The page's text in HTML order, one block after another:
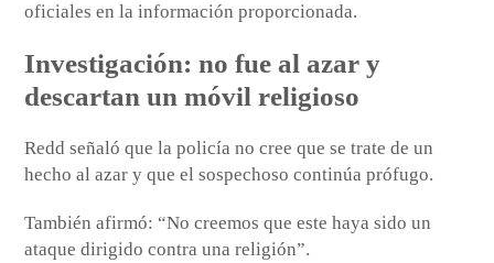
oficiales en la información proporcionada.
Investigación: no fue al azar y
descartan un móvil religioso
Redd señaló que la policía no cree que se trate de un
hecho al azar y que el sospechoso continúa prófugo.
También afirmó: “No creemos que este haya sido un
ataque dirigido contra una religión”.